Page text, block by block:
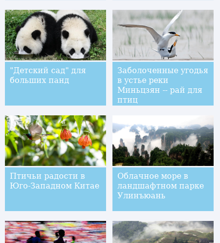
больших данных
Шанхае
"Детский сад" для
больших панд
Заболоченные угодья
в устье реки
Миньцзян -- рай для
птиц
Птичьи радости в
Юго-Западном Китае
Облачное море в
ландшафтном парке
Улинъюань